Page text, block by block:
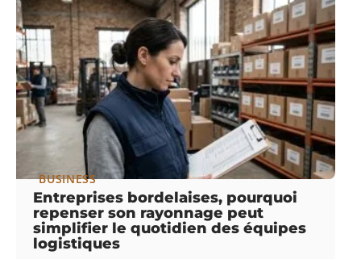
BUSINESS
Entreprises bordelaises, pourquoi
repenser son rayonnage peut
simplifier le quotidien des équipes
logistiques